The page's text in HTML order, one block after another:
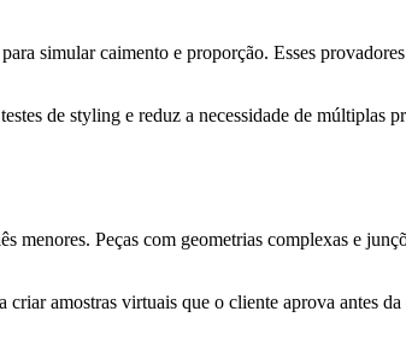
simular caimento e proporção. Esses
de styling e reduz a necessidade de múltiplas
menores. Peças com geometrias complexas e
amostras virtuais que o cliente aprova antes